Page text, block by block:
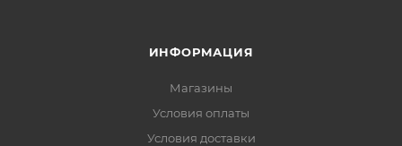
ИНФОРМАЦИЯ
Магазины
Условия оплаты
Условия доставки